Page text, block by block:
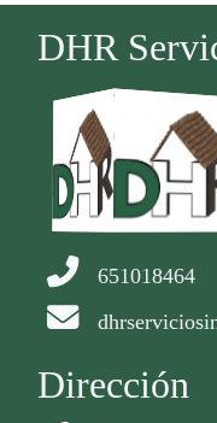
DHR
651018464
Dirección